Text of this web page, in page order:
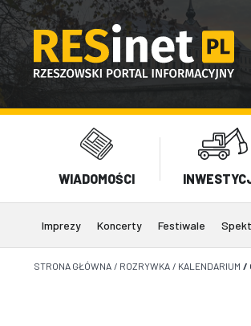
WIADOMOŚCI
Imprezy Koncerty Festiwale
STRONA GŁÓWNA / ROZRYWKA / KALENDARIUM /